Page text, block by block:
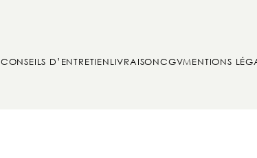
CONSEILS D’ENTRETIENLIVRAISONCGVMENTIONS